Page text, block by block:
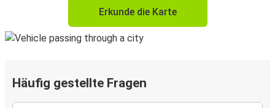
Erkunde die Karte
Häufig gestellte Fragen